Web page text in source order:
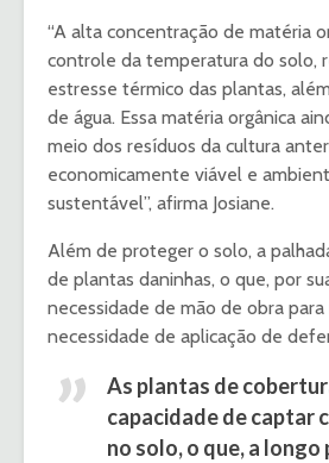
“A alta concentração de matéria
controle da temperatura do solo,
estresse térmico das plantas,
de água. Essa matéria orgânica
meio dos resíduos da cultura
economicamente viável e
sustentável”, afirma Josiane.
Além de proteger o solo, a
de plantas daninhas, o que, por
necessidade de mão de obra
necessidade de aplicação de
As plantas de
capacidade de captar
no solo, o que, a